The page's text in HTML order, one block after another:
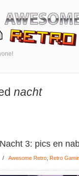
nacht
3: pics en
/ Awesome Retro Retro